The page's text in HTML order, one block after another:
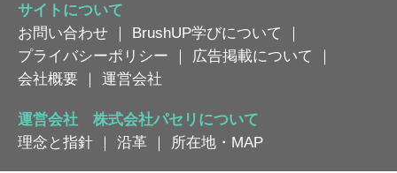
サイトについて
お問い合わせ ｜ BrushUP学びについて
｜
プライバシーポリシー ｜ 広告掲載について
｜
会社概要 ｜ 運営会社
運営会社 株式会社パセリについて
理念と指針 ｜ 沿革 ｜ 所在地・MAP